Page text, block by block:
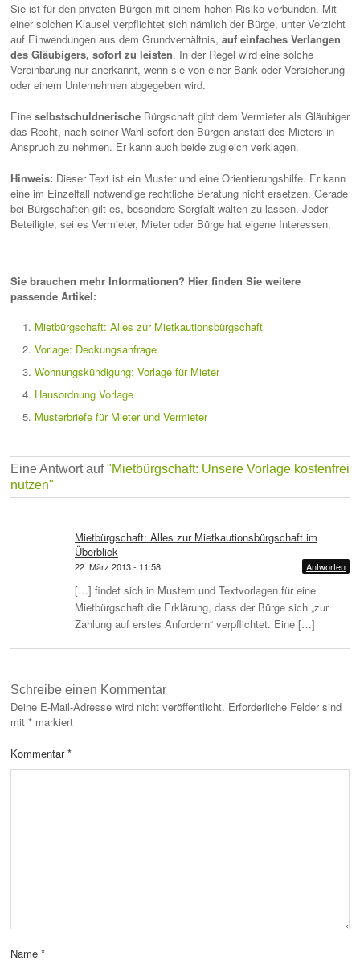
Sie ist für den privaten Bürgen mit einem hohen Risiko verbunden. Mit
einer solchen Klausel verpflichtet sich nämlich der Bürge, unter Verzicht
auf Einwendungen aus dem Grundverhältnis, auf einfaches Verlangen
des Gläubigers, sofort zu leisten. In der Regel wird eine solche
Vereinbarung nur anerkannt, wenn sie von einer Bank oder Versicherung
oder einem Unternehmen abgegeben wird.
Eine selbstschuldnerische Bürgschaft gibt dem Vermieter als Gläubiger
das Recht, nach seiner Wahl sofort den Bürgen anstatt des Mieters in
Anspruch zu nehmen. Er kann auch beide zugleich verklagen.
Hinweis: Dieser Text ist ein Muster und eine Orientierungshilfe. Er kann
eine im Einzelfall notwendige rechtliche Beratung nicht ersetzen. Gerade
bei Bürgschaften gilt es, besondere Sorgfalt walten zu lassen. Jeder
Beteiligte, sei es Vermieter, Mieter oder Bürge hat eigene Interessen.
Sie brauchen mehr Informationen? Hier finden Sie weitere
passende Artikel:
Mietbürgschaft: Alles zur Mietkautionsbürgschaft
Vorlage: Deckungsanfrage
Wohnungskündigung: Vorlage für Mieter
Hausordnung Vorlage
Musterbriefe für Mieter und Vermieter
Eine Antwort auf"Mietbürgschaft: Unsere Vorlage kostenfrei
nutzen"
Mietbürgschaft: Alles zur Mietkautionsbürgschaft im
Überblick
22. März 2013 - 11:58 Antworten
[…] findet sich in Mustern und Textvorlagen für eine
Mietbürgschaft die Erklärung, dass der Bürge sich „zur
Zahlung auf erstes Anfordern“ verpflichtet. Eine […]
Schreibe einen Kommentar
Deine E-Mail-Adresse wird nicht veröffentlicht. Erforderliche Felder sind
mit * markiert
Kommentar*
Name *